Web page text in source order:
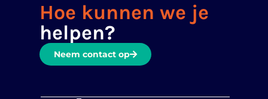
Hoe kunnen we je
helpen?
Neem contact op